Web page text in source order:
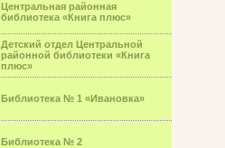
Центральная районная
библиотека «Книга плюс»
Детский отдел Центральной
районной библиотеки «Книга
плюс»
Библиотека № 1 «Ивановка»
Библиотека № 2